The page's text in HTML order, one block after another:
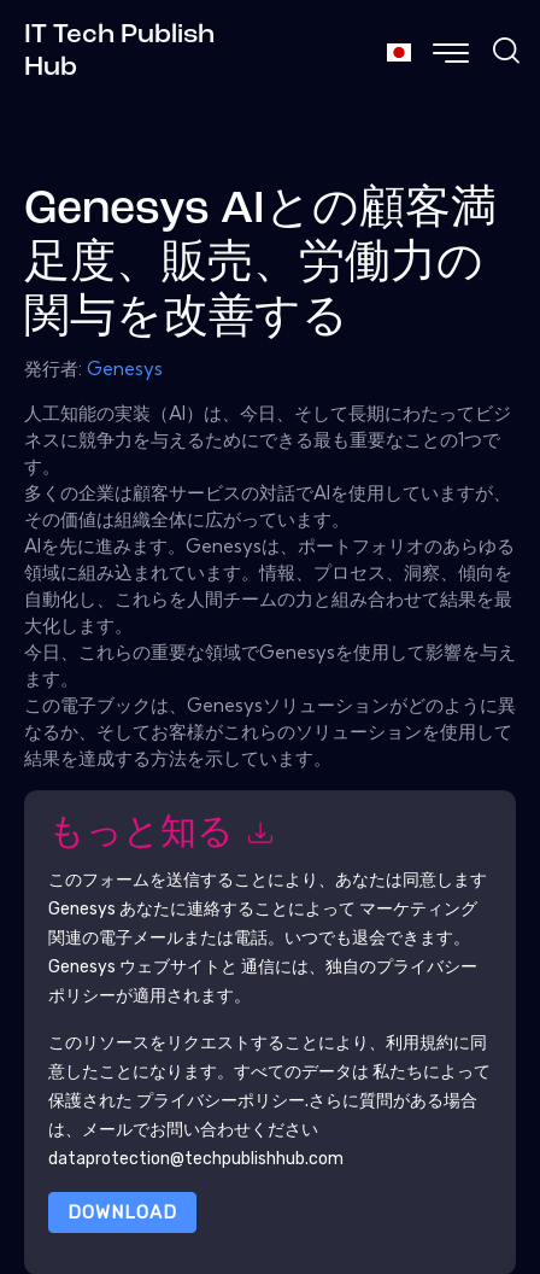
IT Tech Publish
Hub
Genesys AIとの顧客満
足度、販売、労働力の
関与を改善する
発行者: Genesys
人工知能の実装（AI）は、今日、そして長期にわたってビジ
ネスに競争力を与えるためにできる最も重要なことの1つで
す。
多くの企業は顧客サービスの対話でAIを使用していますが、
その価値は組織全体に広がっています。
AIを先に進みます。Genesysは、ポートフォリオのあらゆる
領域に組み込まれています。情報、プロセス、洞察、傾向を
自動化し、これらを人間チームの力と組み合わせて結果を最
大化します。
今日、これらの重要な領域でGenesysを使用して影響を与え
ます。
この電子ブックは、Genesysソリューションがどのように異
なるか、そしてお客様がこれらのソリューションを使用して
結果を達成する方法を示しています。
もっと知る
このフォームを送信することにより、あなたは同意します
Genesys あなたに連絡することによって マーケティング
関連の電子メールまたは電話。いつでも退会できます。
Genesys ウェブサイトと 通信には、独自のプライバシー
ポリシーが適用されます。
このリソースをリクエストすることにより、利用規約に同
意したことになります。すべてのデータは 私たちによって
保護された プライバシーポリシー.さらに質問がある場合
は、メールでお問い合わせください
dataprotection@techpublishhub.com
DOWNLOAD